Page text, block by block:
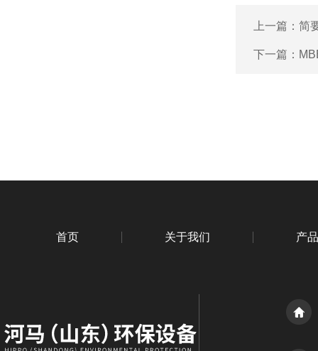
上一篇： 简
下一篇：
首页 关于我们 产